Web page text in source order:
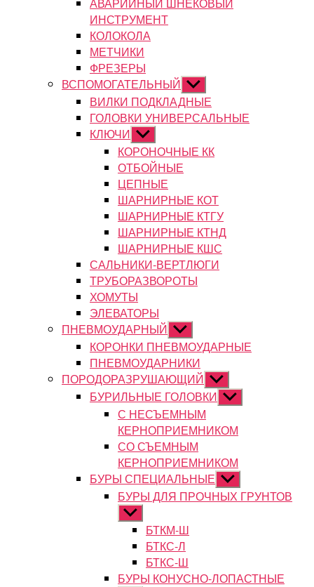
ИНСТРУМЕНТ
КОЛОКОЛА
МЕТЧИКИ
ФРЕЗЕРЫ
ВСПОМОГАТЕЛЬНЫЙ Показывать
подменю
ВИЛКИ ПОДКЛАДНЫЕ
ГОЛОВКИ УНИВЕРСАЛЬНЫЕ
КЛЮЧИ Показывать
подменю
КОРОНОЧНЫЕ КК
ОТБОЙНЫЕ
ЦЕПНЫЕ
ШАРНИРНЫЕ КОТ
ШАРНИРНЫЕ КТГУ
ШАРНИРНЫЕ КТНД
ШАРНИРНЫЕ КШС
САЛЬНИКИ-ВЕРТЛЮГИ
ТРУБОРАЗВОРОТЫ
ХОМУТЫ
ЭЛЕВАТОРЫ
ПНЕВМОУДАРНЫЙ Показывать
подменю
КОРОНКИ ПНЕВМОУДАРНЫЕ
ПНЕВМОУДАРНИКИ
ПОРОДОРАЗРУШАЮЩИЙ Показывать
подменю
БУРИЛЬНЫЕ ГОЛОВКИ Показывать
подменю
С НЕСЪЕМНЫМ
КЕРНОПРИЕМНИКОМ
СО СЪЕМНЫМ
КЕРНОПРИЕМНИКОМ
БУРЫ СПЕЦИАЛЬНЫЕ Показывать
подменю
БУРЫ ДЛЯ ПРОЧНЫХ ГРУНТОВ
Показывать
подменюБТКМ-Ш
БТКС-Л
БТКС-Ш
БУРЫ КОНУСНО-ЛОПАСТНЫЕ